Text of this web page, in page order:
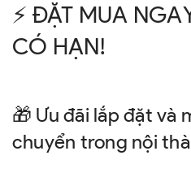
⚡ ĐẶT MUA
CÓ HẠN!
🎁 Ưu đãi lắp đặt và
chuyển trong nội